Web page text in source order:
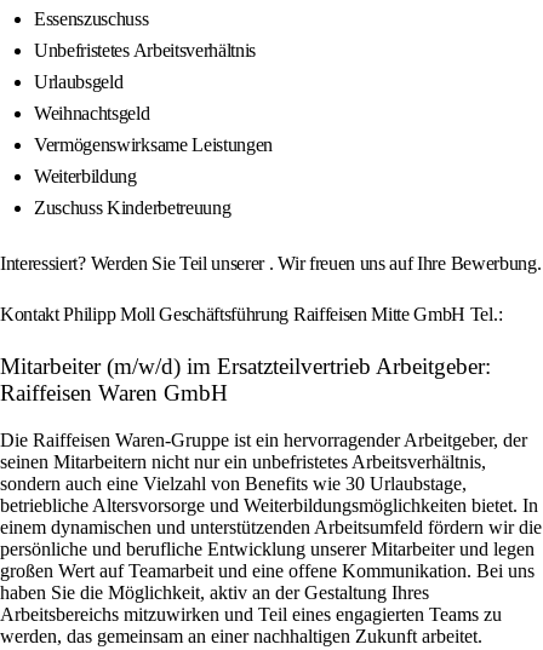
Essenszuschuss
Unbefristetes Arbeitsverhältnis
Urlaubsgeld
Weihnachtsgeld
Vermögenswirksame Leistungen
Weiterbildung
Zuschuss Kinderbetreuung
Interessiert? Werden Sie Teil unserer . Wir freuen uns auf Ihre Bewerbung.
Kontakt Philipp Moll Geschäftsführung Raiffeisen Mitte GmbH Tel.:
Mitarbeiter (m/w/d) im Ersatzteilvertrieb Arbeitgeber:
Raiffeisen Waren GmbH
Die Raiffeisen Waren-Gruppe ist ein hervorragender Arbeitgeber, der
seinen Mitarbeitern nicht nur ein unbefristetes Arbeitsverhältnis,
sondern auch eine Vielzahl von Benefits wie 30 Urlaubstage,
betriebliche Altersvorsorge und Weiterbildungsmöglichkeiten bietet. In
einem dynamischen und unterstützenden Arbeitsumfeld fördern wir die
persönliche und berufliche Entwicklung unserer Mitarbeiter und legen
großen Wert auf Teamarbeit und eine offene Kommunikation. Bei uns
haben Sie die Möglichkeit, aktiv an der Gestaltung Ihres
Arbeitsbereichs mitzuwirken und Teil eines engagierten Teams zu
werden, das gemeinsam an einer nachhaltigen Zukunft arbeitet.